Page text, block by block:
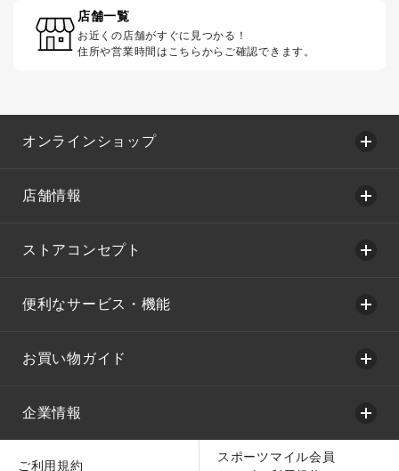
店舗一覧
お近くの店舗がすぐに見つかる！
住所や営業時間はこちらからご確認できます。
オンラインショップ
店舗情報
ストアコンセプト
便利なサービス・機能
お買い物ガイド
企業情報
ご利用規約
スポーツマイル会員